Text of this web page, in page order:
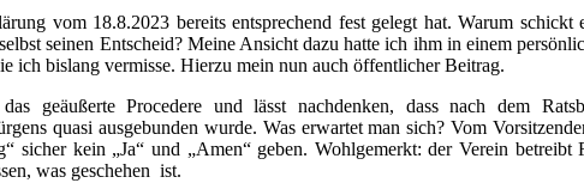
vom 18.8.2023 bereits entsprechend fest gelegt hat. Warum
seinen Entscheid? Meine Ansicht dazu hatte ich ihm in einem
ich bislang vermisse. Hierzu mein nun auch öffentlicher Beitrag.
Procedere und lässt nachdenken, dass nach dem
quasi ausgebunden wurde. Was erwartet man sich? Vom
kein „Ja“ und „Amen“ geben. Wohlgemerkt: der Verein
was geschehen ist.